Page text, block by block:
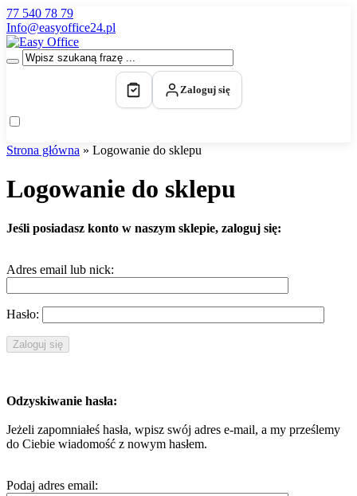
77 540 78 79
Info@easyoffice24.pl
Zaloguj się
Strona główna » Logowanie do sklepu
Logowanie do sklepu
Jeśli posiadasz konto w naszym sklepie, zaloguj się:
Adres email lub nick:
Hasło:
Odzyskiwanie hasła:
Jeżeli zapomniałeś hasła, wpisz swój adres e-mail, a my prześlemy
do Ciebie wiadomość z nowym hasłem.
Podaj adres email: